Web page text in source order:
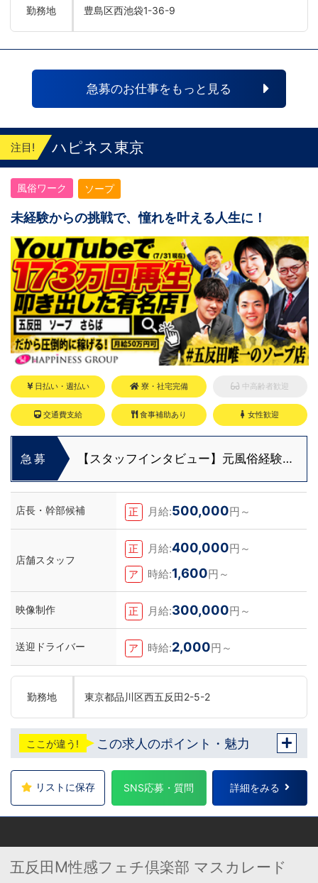
職者になれない(´;ω;｀)なんて経験はあり
ませんか？？当グループは年功序列ではな
く実力主義です。頑張り次第でいくらでも
のある方には必要な席をしっかりご用意で
入社後、最短で8ヶ月で店長になった先輩
もいます。その先輩のあとにアナタも続き
ませんか！？勿論、男性だけではなく女性
も活躍中。ハピネスグループ初の女性店長
イトレジャー業界だからといって一般大手
企業様に引けを取らない体制で取り組んで
いる会社です。そのため、誰もが安心して
入社・勤務のできる環境なのです。それで
もまだ不安だな…と思う方は是非オフィシ
ャルサイトをご覧下さい。
【https://happiness-group.biz/】※お手
数ですがコピー＆ペーストしてURLを開い
ていただければです。応募に迷ってる方や
他社と比較検討中など。そのような時は1
回サイトを見ていただければ何か変わるか
もしれません。アナタからのご連絡お待ち
しております。
勤務地 豊島区西池袋1-36-9
急募のお仕事をもっと見る
注目! ハピネス東京
風俗ワーク ソープ
未経験からの挑戦で、憧れを叶える人生に！
日払い・週払い 寮・社宅完備 中高齢者歓迎
交通費支給 食事補助あり 女性歓迎
急募
【スタッフインタビュー】元風俗経験者
アル
店長・幹部候補 正 月給:500,000円～
店舗スタッフ
正 月給:400,000円～
ア 時給:1,600円～
映像制作 正 月給:300,000円～
送迎ドライバー ア 時給:2,000円～
勤務地 東京都品川区西五反田2-5-2
ここが違う! この求人のポイント・魅力
リストに保存 SNS応募・質問 詳細をみる
五反田M性感フェチ倶楽部 マスカレード